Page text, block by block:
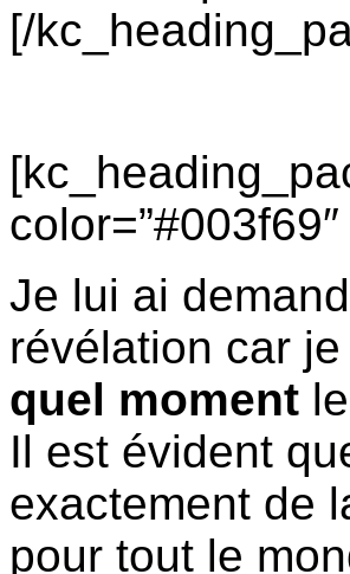
[/
color=”#003f69″
Je lui ai
révélation car
quel moment
Il est évident
exactement de
pour tout le